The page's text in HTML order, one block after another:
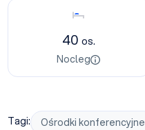
Nocleg
40 os.
Nocleg
Tagi: Ośrodki konferencyjne